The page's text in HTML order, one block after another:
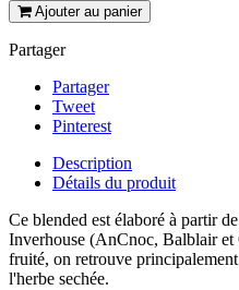
Ajouter au panier
Partager
Partager
Tweet
Pinterest
Description
Détails du produit
Ce blended est élaboré à partir
Inverhouse (AnCnoc, Balblair
fruité, on retrouve
l'herbe sechée.